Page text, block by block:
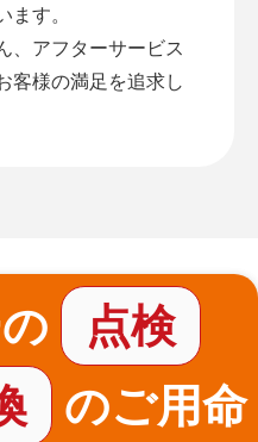
す。
、アフターサービス
客様の満足を追求し
点検
のご用命